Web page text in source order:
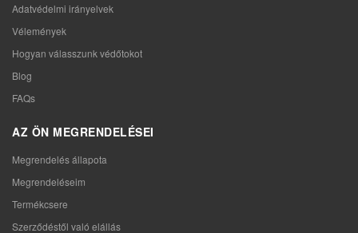
Adatvédelmi irányelvek
Vélemények
Hogyan válasszunk védőtokot
Blog
FAQs
AZ ÖN MEGRENDELÉSEI
Megrendelés állapota
Megrendeléseim
Termékcsere
Szerződéstől való elállás